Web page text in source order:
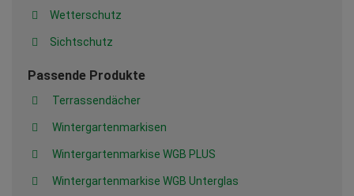
Wetterschutz
Sichtschutz
Passende Produkte
Terrassendächer
Wintergartenmarkisen
Wintergartenmarkise WGB PLUS
Wintergartenmarkise WGB Unterglas